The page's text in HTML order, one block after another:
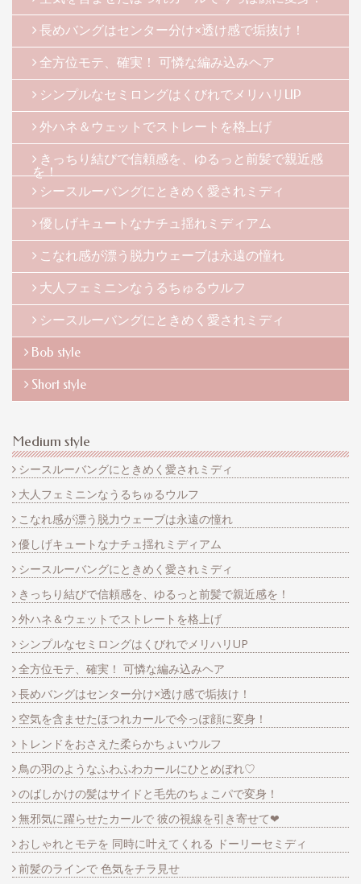
長めバングはセンター分け×透け感で垢抜け！
全方位モテ、確実！ 可憐な編み込みヘア
シンプルなセミロングはくびれでメリハリUP
外ハネ＆ウェットでストレートを格上げ
きっちり結びで信頼感を、ゆるっと前髪で親近感
を！
シースルーバングにときめく愛されミディ
優しげキュートなナチュ揺れミディアム
こなれ感が漂う脱力ウェーブは永遠の憧れ
大人フェミニンなうるちゅるウルフ
シースルーバングにときめく愛されミディ
Bob style
Short style
Medium style
シースルーバングにときめく愛されミディ
大人フェミニンなうるちゅるウルフ
こなれ感が漂う脱力ウェーブは永遠の憧れ
優しげキュートなナチュ揺れミディアム
シースルーバングにときめく愛されミディ
きっちり結びで信頼感を、ゆるっと前髪で親近感を！
外ハネ＆ウェットでストレートを格上げ
シンプルなセミロングはくびれでメリハリUP
全方位モテ、確実！ 可憐な編み込みヘア
長めバングはセンター分け×透け感で垢抜け！
空気を含ませたほつれカールで今っぽ顔に変身！
トレンドをおさえた柔らかちょいウルフ
鳥の羽のようなふわふわカールにひとめぼれ♡
のばしかけの髪はサイドと毛先のちょこパで変身！
無邪気に躍らせたカールで 彼の視線を引き寄せて❤
おしゃれとモテを 同時に叶えてくれる ドーリーセミディ
前髪のラインで 色気をチラ見せ